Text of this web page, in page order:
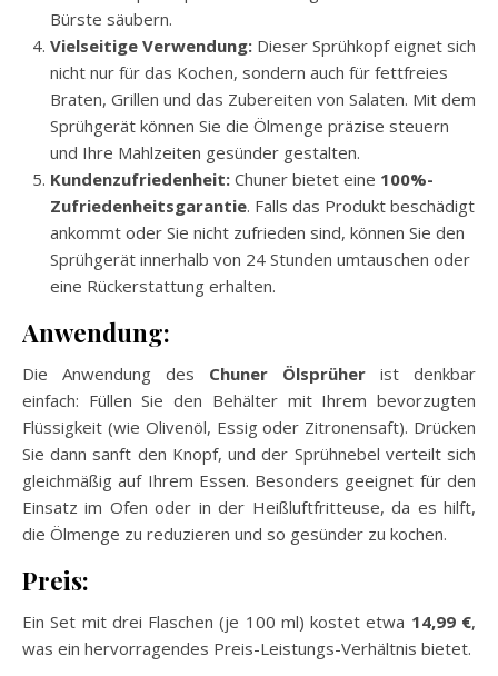
Bürste säubern.
Vielseitige Verwendung: Dieser Sprühkopf eignet sich
nicht nur für das Kochen, sondern auch für fettfreies
Braten, Grillen und das Zubereiten von Salaten. Mit dem
Sprühgerät können Sie die Ölmenge präzise steuern
und Ihre Mahlzeiten gesünder gestalten.
Kundenzufriedenheit: Chuner bietet eine 100%-
Zufriedenheitsgarantie. Falls das Produkt beschädigt
ankommt oder Sie nicht zufrieden sind, können Sie den
Sprühgerät innerhalb von 24 Stunden umtauschen oder
eine Rückerstattung erhalten.
Anwendung:
Die Anwendung des Chuner Ölsprüher ist denkbar
einfach: Füllen Sie den Behälter mit Ihrem bevorzugten
Flüssigkeit (wie Olivenöl, Essig oder Zitronensaft). Drücken
Sie dann sanft den Knopf, und der Sprühnebel verteilt sich
gleichmäßig auf Ihrem Essen. Besonders geeignet für den
Einsatz im Ofen oder in der Heißluftfritteuse, da es hilft,
die Ölmenge zu reduzieren und so gesünder zu kochen.
Preis:
Ein Set mit drei Flaschen (je 100 ml) kostet etwa 14,99 €,
was ein hervorragendes Preis-Leistungs-Verhältnis bietet.